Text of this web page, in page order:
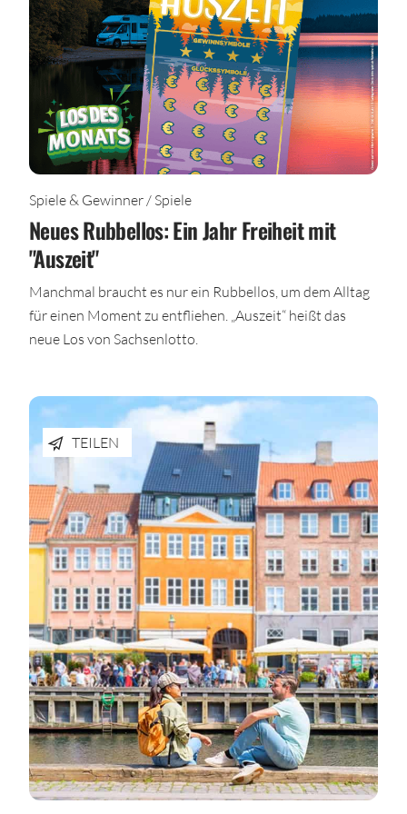
Spiele & Gewinner / Spiele
Neues Rubbellos: Ein Jahr Freiheit mit
"Auszeit"
Manchmal braucht es nur ein Rubbellos, um dem Alltag
für einen Moment zu entfliehen. „Auszeit“ heißt das
neue Los von Sachsenlotto.
TEILEN